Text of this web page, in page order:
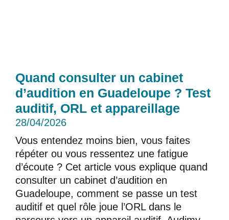
Quand consulter un cabinet
d’audition en Guadeloupe ? Test
auditif, ORL et appareillage
28/04/2026
Vous entendez moins bien, vous faites
répéter ou vous ressentez une fatigue
d’écoute ? Cet article vous explique quand
consulter un cabinet d’audition en
Guadeloupe, comment se passe un test
auditif et quel rôle joue l’ORL dans le